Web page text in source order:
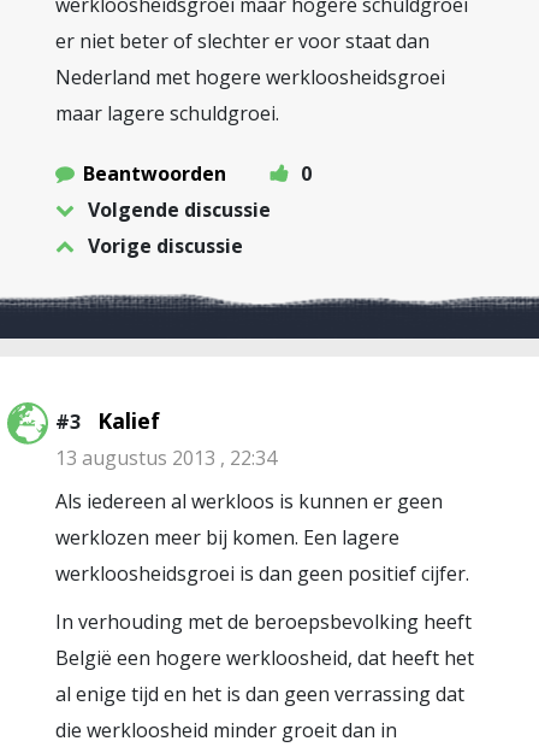
er niet beter of slechter er voor staat dan
Nederland met hogere werkloosheidsgroei
maar lagere schuldgroei.
Beantwoorden
0
Volgende discussie
Vorige discussie
#3 Kalief
13 augustus 2013 , 22:34
Als iedereen al werkloos is kunnen er geen
werklozen meer bij komen. Een lagere
werkloosheidsgroei is dan geen positief cijfer.
In verhouding met de beroepsbevolking heeft
België een hogere werkloosheid, dat heeft het
al enige tijd en het is dan geen verrassing dat
die werkloosheid minder groeit dan in